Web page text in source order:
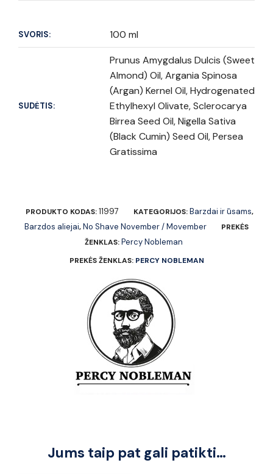
SVORIS: 100 ml
SUDĖTIS:
Prunus Amygdalus Dulcis (Sweet
Almond) Oil, Argania Spinosa
(Argan) Kernel Oil, Hydrogenated
Ethylhexyl Olivate, Sclerocarya
Birrea Seed Oil, Nigella Sativa
(Black Cumin) Seed Oil, Persea
Gratissima
PRODUKTO KODAS:11997 KATEGORIJOS:Barzdai ir ūsams,
Barzdos aliejai,No Shave November / Movember
PREKĖS
ŽENKLAS:Percy Nobleman
PREKĖS ŽENKLAS: PERCY NOBLEMAN
Jums taip pat gali patikti…